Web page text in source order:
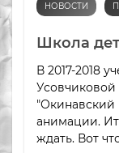
НОВОСТИ
Школа
В 2017-2018
"Окинавский
анимации.
ждать. Вот